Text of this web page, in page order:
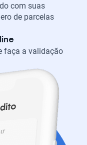
com suas
de parcelas
faça a validação